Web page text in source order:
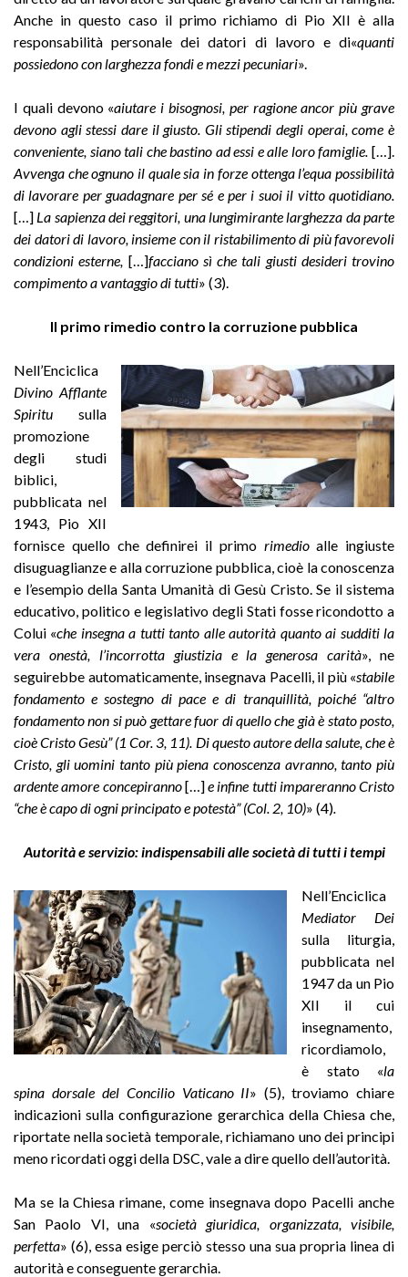
Anche in questo caso il primo richiamo di Pio XII è alla
responsabilità personale dei datori di lavoro e di«quanti
possiedono con larghezza fondi e mezzi pecuniari».
I quali devono «aiutare i bisognosi, per ragione ancor più grave
devono agli stessi dare il giusto. Gli stipendi degli operai, come è
conveniente, siano tali che bastino ad essi e alle loro famiglie. […].
Avvenga che ognuno il quale sia in forze ottenga l’equa possibilità
di lavorare per guadagnare per sé e per i suoi il vitto quotidiano.
[…] La sapienza dei reggitori, una lungimirante larghezza da parte
dei datori di lavoro, insieme con il ristabilimento di più favorevoli
condizioni esterne, […]facciano sì che tali giusti desideri trovino
compimento a vantaggio di tutti» (3).
Il primo rimedio contro la corruzione pubblica
Nell’Enciclica
Divino Afflante
Spiritu sulla
promozione
degli studi
biblici,
pubblicata nel
1943, Pio XII
fornisce quello che definirei il primo rimedioalle ingiuste
disuguaglianze e alla corruzione pubblica, cioè la conoscenza
e l’esempio della Santa Umanità di Gesù Cristo. Se il sistema
educativo, politico e legislativo degli Stati fosse ricondotto a
Colui «che insegna a tutti tanto alle autorità quanto ai sudditi la
vera onestà, l’incorrotta giustizia e la generosa carità», ne
seguirebbe automaticamente, insegnava Pacelli, il più «stabile
fondamento e sostegno di pace e di tranquillità, poiché “altro
fondamento non si può gettare fuor di quello che già è stato posto,
cioè Cristo Gesù” (1 Cor. 3, 11). Di questo autore della salute, che è
Cristo, gli uomini tanto più piena conoscenza avranno, tanto più
ardente amore concepiranno[…]e infine tutti impareranno Cristo
“che è capo di ogni principato e potestà” (Col. 2, 10)» (4)
Autorità e servizio: indispensabili alle società di tutti i tempi
Nell’Enciclica
Mediator Dei
sulla liturgia,
pubblicata nel
1947 da un Pio
XII il cui
insegnamento,
ricordiamolo,
è stato «la
spina dorsale del Concilio Vaticano II» (5), troviamo chiare
indicazioni sulla configurazione gerarchica della Chiesa che,
riportate nella società temporale, richiamano uno dei principi
meno ricordati oggi della DSC, vale a dire quello dell’autorità.
Ma se la Chiesa rimane, come insegnava dopo Pacelli anche
San Paolo VI, una «società giuridica, organizzata, visibile,
perfetta» (6), essa esige perciò stesso una sua propria linea di
autorità e conseguente gerarchia.